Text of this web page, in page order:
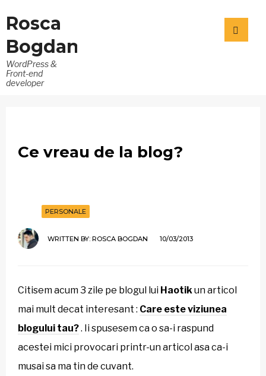
Rosca
Bogdan
WordPress &
Front-end
developer
Ce vreau de la blog?
PERSONALE
WRITTEN BY: ROSCA BOGDAN 10/03/2013
Citisem acum 3 zile pe blogul lui Haotikun articol
mai mult decat interesant : Care este viziunea
blogului tau?. Ii spusesem ca o sa-i raspund
acestei mici provocari printr-un articol asa ca-i
musai sa ma tin de cuvant.